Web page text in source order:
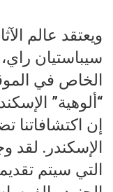
ويعتقد عالم
سيباستيان
الخاص في
“ألوهية”
إن اكتشافاتنا
الإسكندر. لقد
التي سيتم